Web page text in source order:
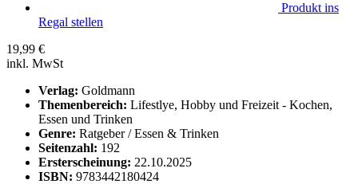
Produkt ins
Regal stellen
19,99 €
inkl. MwSt
Verlag: Goldmann
Themenbereich: Lifestlye, Hobby und Freizeit - Kochen,
Essen und Trinken
Genre: Ratgeber / Essen & Trinken
Seitenzahl: 192
Ersterscheinung: 22.10.2025
ISBN: 9783442180424